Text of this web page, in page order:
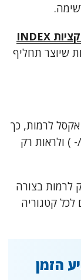
תחליף ל-VLOOKUP באמצעות פונקציות INDEX
בין 2 פונקציות שיוצר תחליף
לרמות, כך
) ולראות רק
לרמות בצורה
לכל קטגוריה
הזמן